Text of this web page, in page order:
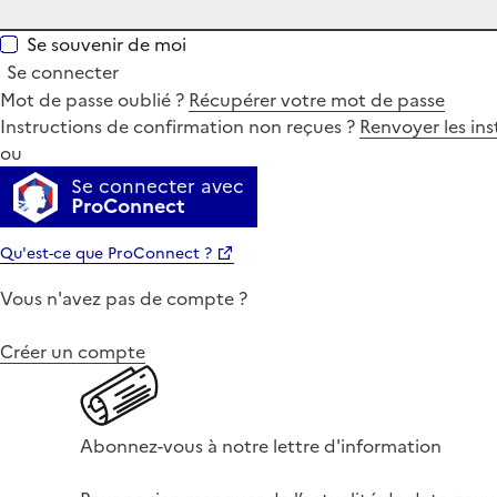
Se souvenir de moi
Se connecter
Mot de passe oublié ? Récupérer votre mot de passe
Instructions de confirmation non reçues ? Renvoyer les
ou
Se connecter avec
ProConnect
Qu'est-ce que ProConnect ?
Vous n'avez pas de compte ?
Créer un compte
Abonnez-vous à notre lettre d'information